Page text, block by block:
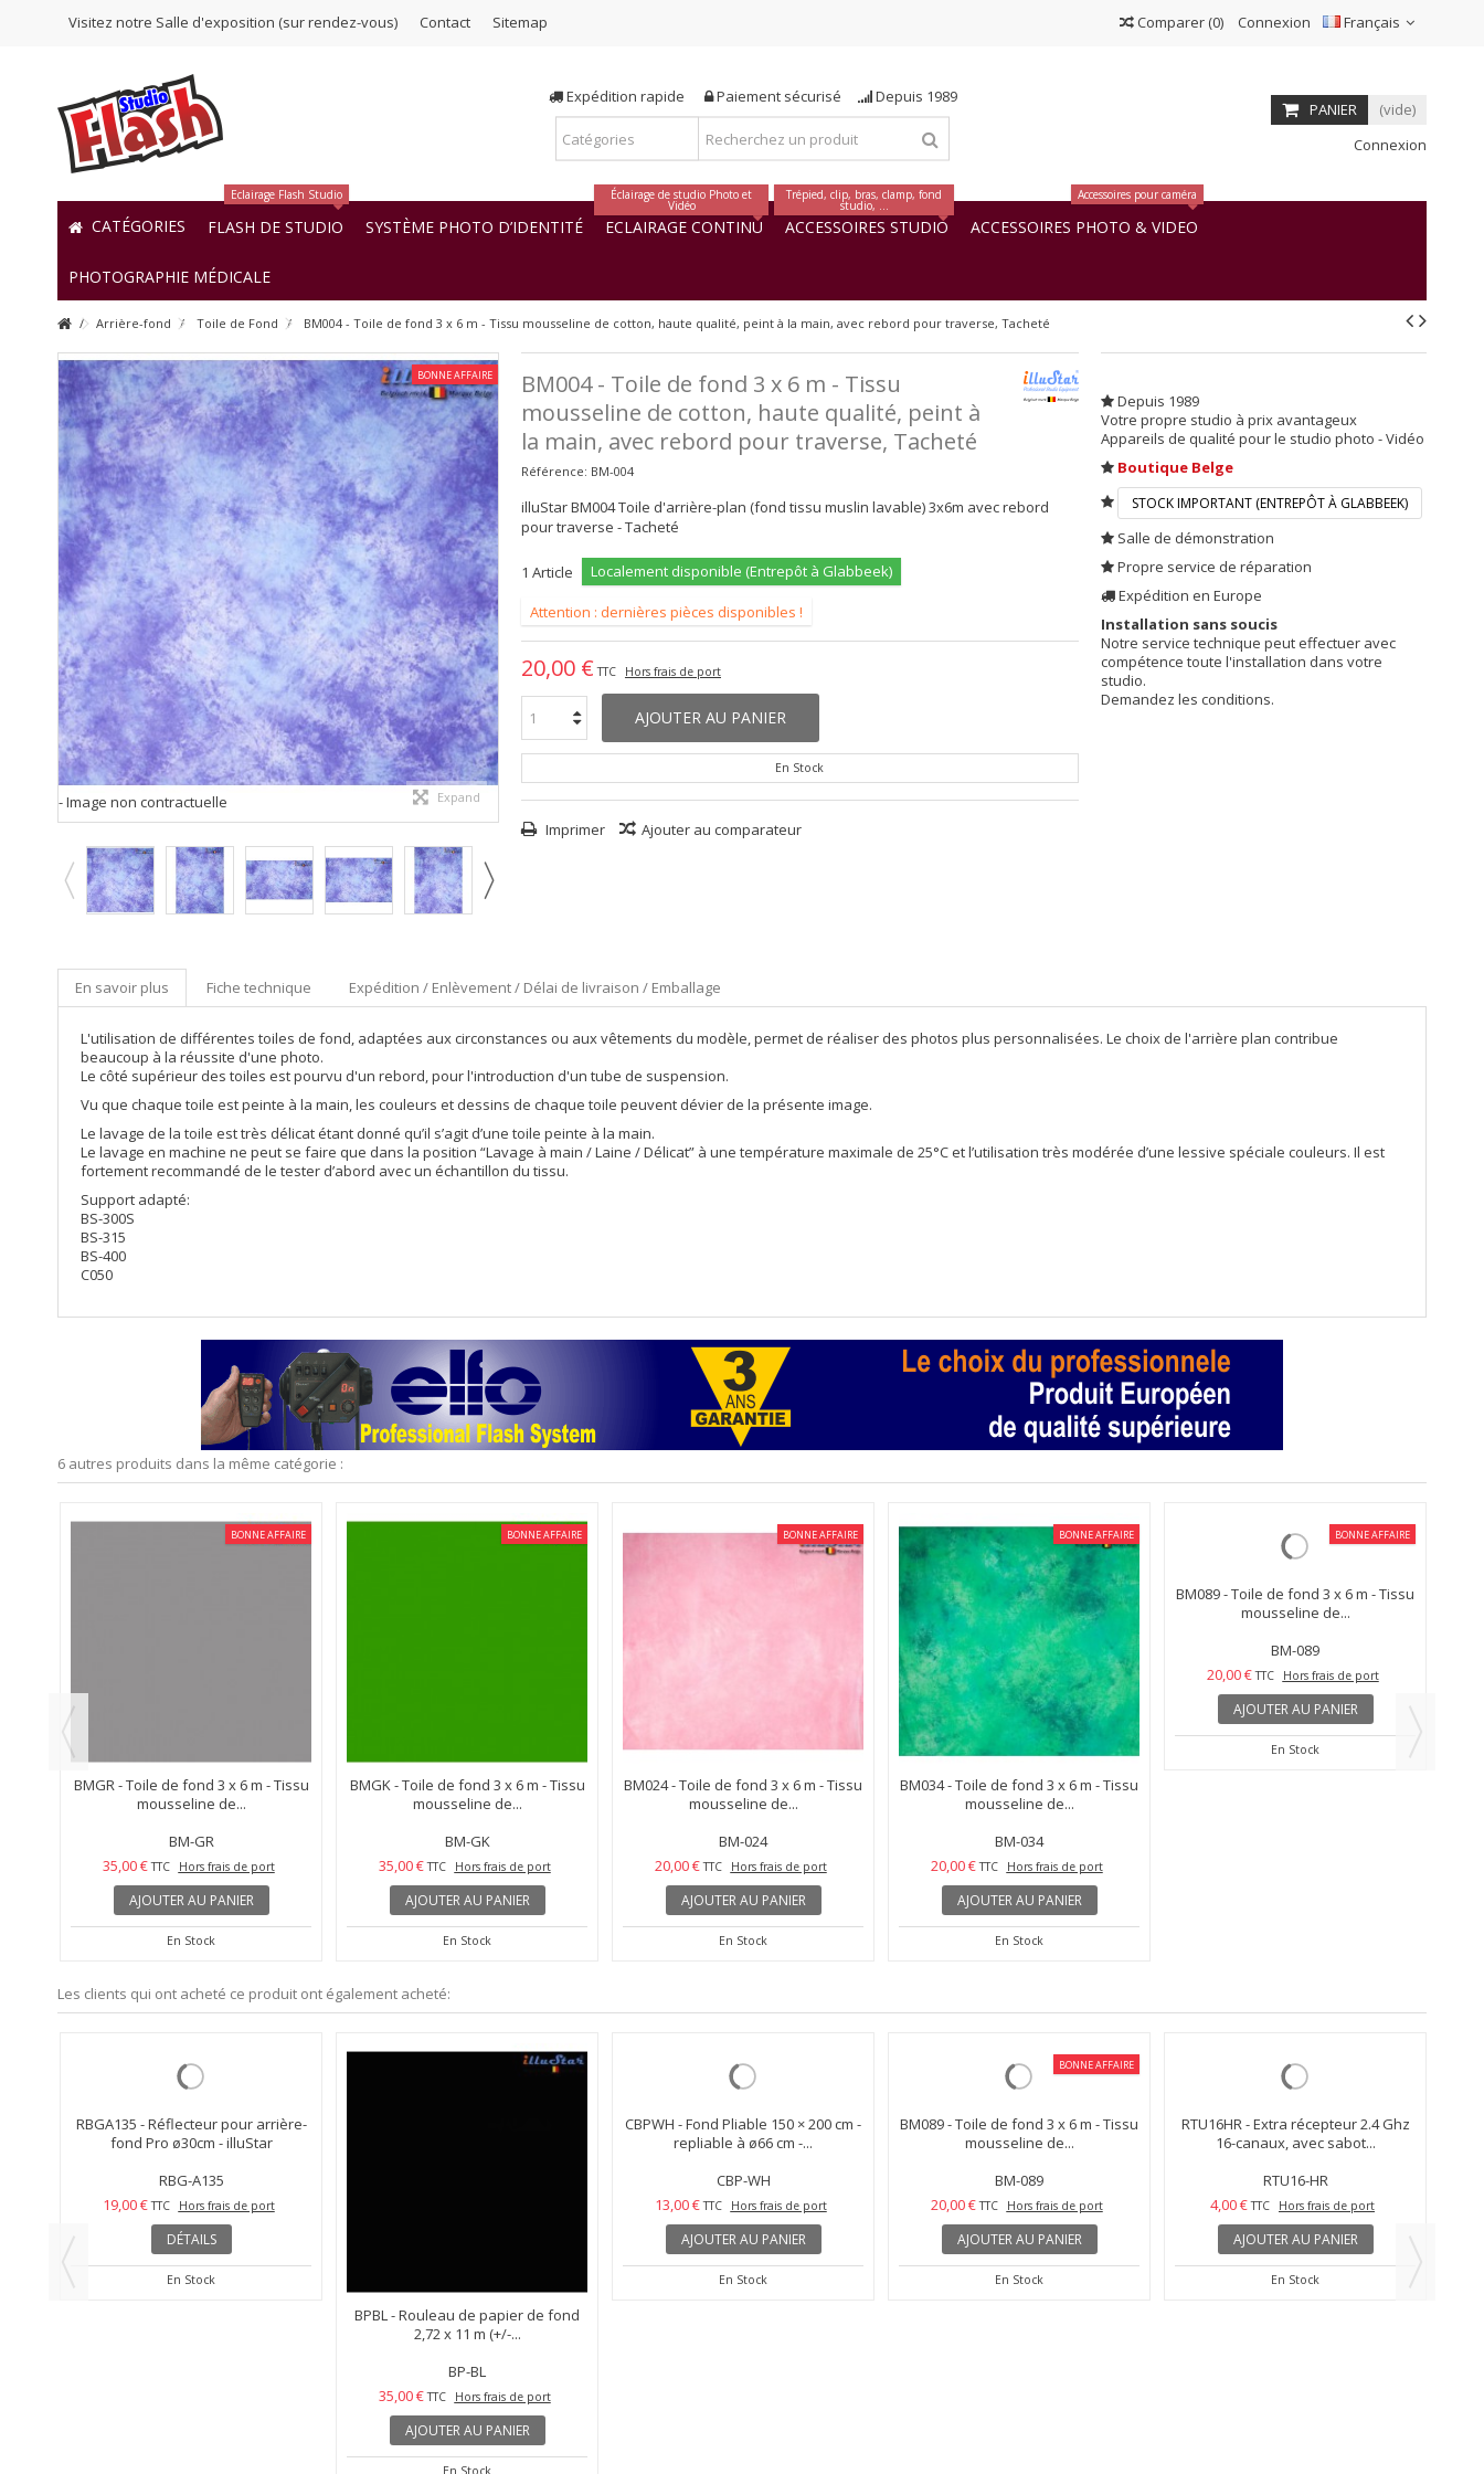
Visitez notre Salle d'exposition (sur rendez-vous) Contact Sitemap Français
Connexion
Comparer (0)
Expédition rapide Paiement sécurisé Depuis 1989
PANIER
(vide)
Connexion
CATÉGORIES FLASH DE STUDIO
Eclairage Flash Studio
SYSTÈME PHOTO D’IDENTITÉ ECLAIRAGE CONTINU
Éclairage de studio Photo et
Vidéo
ACCESSOIRES STUDIO
Trépied, clip, bras, clamp, fond
studio, ...
ACCESSOIRES PHOTO & VIDEO
Accessoires pour caméra
PHOTOGRAPHIE MÉDICALE
Arrière-fond Toile de Fond BM004 - Toile de fond 3 x 6 m - Tissu mousseline de cotton, haute qualité, peint à la main, avec rebord pour traverse, Tacheté
BONNE AFFAIRE
Expand
- Image non contractuelle
BM004 - Toile de fond 3 x 6 m - Tissu
mousseline de cotton, haute qualité, peint à
la main, avec rebord pour traverse, Tacheté
Référence: BM-004
illuStar BM004 Toile d'arrière-plan (fond tissu muslin lavable) 3x6m avec rebord
pour traverse - Tacheté
1 Article Localement disponible (Entrepôt à Glabbeek)
Attention : dernières pièces disponibles !
20,00 € TTC Hors frais de port
AJOUTER AU PANIER
En Stock
Imprimer Ajouter au comparateur
Depuis 1989
Votre propre studio à prix avantageux
Appareils de qualité pour le studio photo - Vidéo
Boutique Belge
STOCK IMPORTANT (ENTREPÔT À GLABBEEK)
Salle de démonstration
Propre service de réparation
Expédition en Europe
Installation sans soucis
Notre service technique peut effectuer avec
compétence toute l'installation dans votre
studio.
Demandez les conditions.
En savoir plus Fiche technique Expédition / Enlèvement / Délai de livraison / Emballage
L'utilisation de différentes toiles de fond, adaptées aux circonstances ou aux vêtements du modèle, permet de réaliser des photos plus personnalisées. Le choix de l'arrière plan contribue
beaucoup à la réussite d'une photo.
Le côté supérieur des toiles est pourvu d'un rebord, pour l'introduction d'un tube de suspension.
Vu que chaque toile est peinte à la main, les couleurs et dessins de chaque toile peuvent dévier de la présente image.
Le lavage de la toile est très délicat étant donné qu’il s’agit d’une toile peinte à la main.
Le lavage en machine ne peut se faire que dans la position “Lavage à main / Laine / Délicat” à une température maximale de 25°C et l’utilisation très modérée d’une lessive spéciale couleurs. Il est
fortement recommandé de le tester d’abord avec un échantillon du tissu.
Support adapté:
BS-300S
BS-315
BS-400
C050
6 autres produits dans la même catégorie :
BONNE AFFAIRE
BMGR - Toile de fond 3 x 6 m - Tissu
mousseline de...
BM-GR
35,00 € TTC Hors frais de port
AJOUTER AU PANIER
En Stock
BONNE AFFAIRE
BMGK - Toile de fond 3 x 6 m - Tissu
mousseline de...
BM-GK
35,00 € TTC Hors frais de port
AJOUTER AU PANIER
En Stock
BONNE AFFAIRE
BM024 - Toile de fond 3 x 6 m - Tissu
mousseline de...
BM-024
20,00 € TTC Hors frais de port
AJOUTER AU PANIER
En Stock
BONNE AFFAIRE
BM034 - Toile de fond 3 x 6 m - Tissu
mousseline de...
BM-034
20,00 € TTC Hors frais de port
AJOUTER AU PANIER
En Stock
BONNE AFFAIRE
Les clients qui ont acheté ce produit ont également acheté:
BPBL - Rouleau de papier de fond
2,72 x 11 m (+/-...
BP-BL
35,00 € TTC Hors frais de port
AJOUTER AU PANIER
En Stock
BONNE AFFAIRE